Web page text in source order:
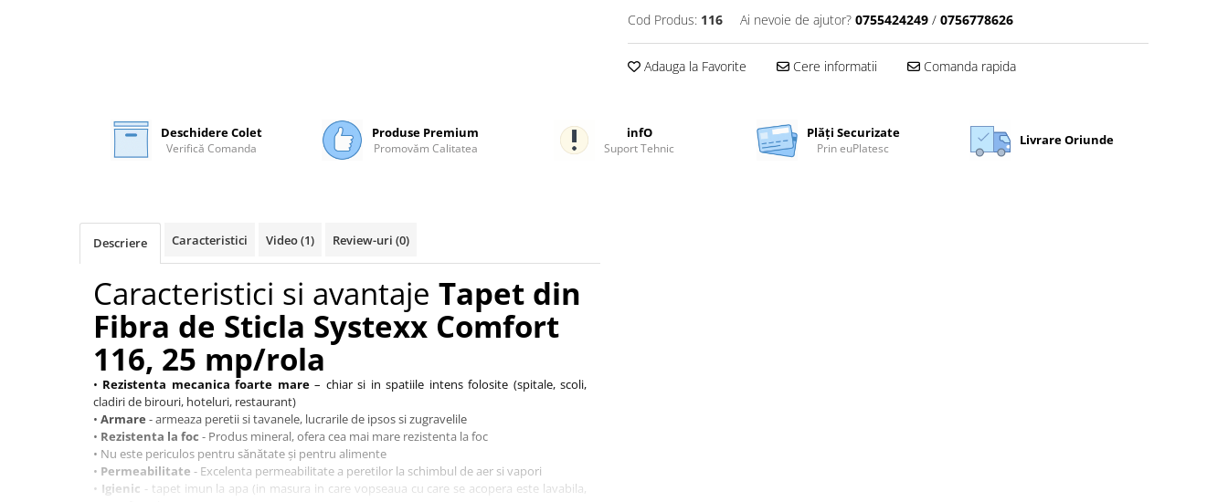
Profile Gips Carton
Ipsos îmbinare Gips Carton
Adezivi Acoperiri Elastice și Textile
Adezivi Parchet și Lemn
Produse pentru Curățare
Colțare Protecție
Placări Ceramice și din Piatră
Profile Dilatatie
Chituri de Rosturi
Distanțiere si Pene pentru Nivelare
Produse pentru Curățare
Cod Produs: 116 Ai nevoie de ajutor? 0755424249 / 0756778626
Adauga la Favorite Cere informatii Comanda rapida
Deschidere Colet
Verifică Comanda
Produse Premium
Promovăm Calitatea
infO
Suport Tehnic
Plăți Securizate
Prin euPlatesc Livrare Oriunde
Descriere Caracteristici Video(1) Review-uri (0)
Caracteristici si avantaje Tapet din
Fibra de Sticla Systexx Comfort
116, 25 mp/rola
• Rezistenta mecanica foarte mare– chiar si in spatiile intens folosite (spitale, scoli,
cladiri de birouri, hoteluri, restaurant)
• Armare - armeaza peretii si tavanele, lucrarile de ipsos si zugravelile
• Rezistenta la foc - Produs mineral, ofera cea mai mare rezistenta la foc
• Nu este periculos pentru sănătate și pentru alimente
• Permeabilitate - Excelenta permeabilitate a peretilor la schimbul de aer si vapori
• Igienic - tapet imun la apa (in masura in care vopseaua cu care se acopera este lavabila,